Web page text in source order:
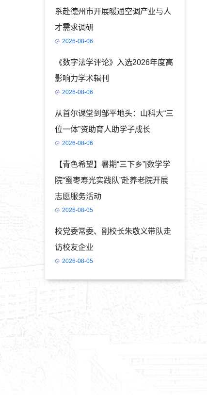
系赴德州市开展暖通空调产业与人
才需求调研
2026-08-06
《数字法学评论》入选2026年度高
影响力学术辑刊
2026-08-06
从首尔课堂到邹平地头：山科大“三
位一体”资助育人助学子成长
2026-08-06
【青色希望】暑期“三下乡”|数学学
院“蜜枣寿光实践队”赴养老院开展
志愿服务活动
2026-08-05
校党委常委、副校长朱敬义带队走
访校友企业
2026-08-05